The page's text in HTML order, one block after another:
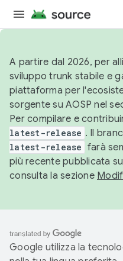
A partire dal 2026, per
sviluppo trunk stabile e
piattaforma per
sorgente su AOSP nel
Per compilare e
latest-release . Il
latest-release farà
più recente pubblicata
consulta la sezione
Google utilizza la